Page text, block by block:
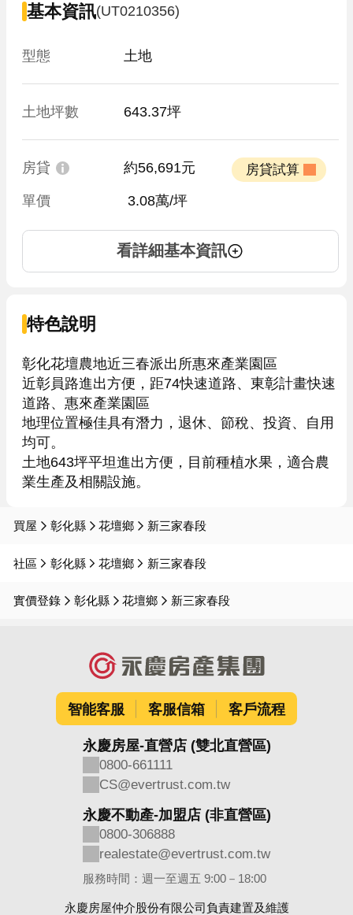
基本資訊(UT0210356)
型態 土地
土地坪數 643.37坪
房貸 約56,691元
單價 3.08萬/坪
看詳細基本資訊
特色說明
彰化花壇農地近三春派出所惠來產業園區
近彰員路進出方便，距74快速道路、東彰計畫快速
道路、惠來產業園區
地理位置極佳具有潛力，退休、節稅、投資、自用
均可。
土地643坪平坦進出方便，目前種植水果，適合農
買屋 彰化縣 花壇鄉 新三家春段
社區 彰化縣 花壇鄉 新三家春段
實價登錄 彰化縣 花壇鄉 新三家春段
智能客服 客服信箱 客戶流程
永慶房屋-直營店 (雙北直營區)
0800-661111
CS@evertrust.com.tw
永慶不動產-加盟店 (非直營區)
0800-306888
realestate@evertrust.com.tw
服務時間：週一至週五 9:00－18:00
永慶房屋仲介股份有限公司負責建置及維護